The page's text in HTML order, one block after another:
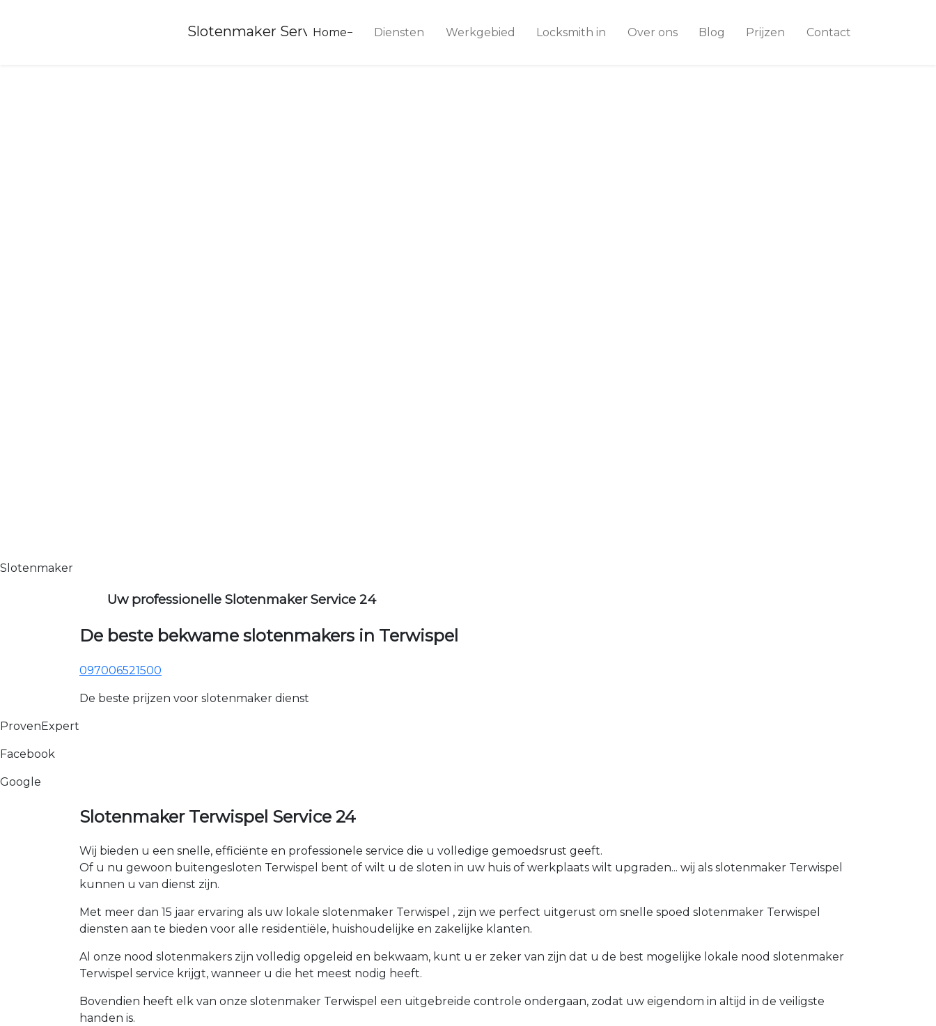
Slotenmaker Service 24
Home Diensten Werkgebied Locksmith in Over ons Blog Prijzen Contact
Slotenmaker
Uw professionelle Slotenmaker Service 24
De beste bekwame slotenmakers in Terwispel
097006521500
De beste prijzen voor slotenmaker dienst
ProvenExpert
Facebook
Google
Slotenmaker Terwispel Service 24
Wij bieden u een snelle, efficiënte en professionele service die u volledige gemoedsrust geeft.
Of u nu gewoon buitengesloten Terwispel bent of wilt u de sloten in uw huis of werkplaats wilt upgraden... wij als slotenmaker Terwispel
kunnen u van dienst zijn.
Met meer dan 15 jaar ervaring als uw lokale slotenmaker Terwispel , zijn we perfect uitgerust om snelle spoed slotenmaker Terwispel
diensten aan te bieden voor alle residentiële, huishoudelijke en zakelijke klanten.
Al onze nood slotenmakers zijn volledig opgeleid en bekwaam, kunt u er zeker van zijn dat u de best mogelijke lokale nood slotenmaker
Terwispel service krijgt, wanneer u die het meest nodig heeft.
Bovendien heeft elk van onze slotenmaker Terwispel een uitgebreide controle ondergaan, zodat uw eigendom in altijd in de veiligste
handen is.